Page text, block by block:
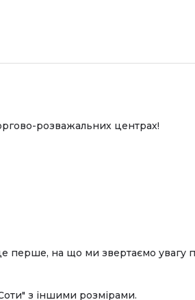
розважальних центрах!
перше, на що ми звертаємо увагу
з іншими розмірами.